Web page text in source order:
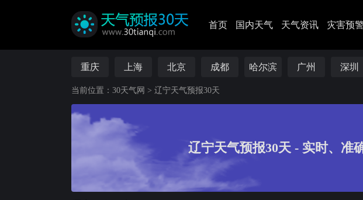
首页 国内天气 天气资讯 灾害预
重庆 上海 北京 成都 哈尔滨 广州 深圳
当前位置： 30天气网 > 辽宁天气预报30天
辽宁天气预报30天 - 实时、准